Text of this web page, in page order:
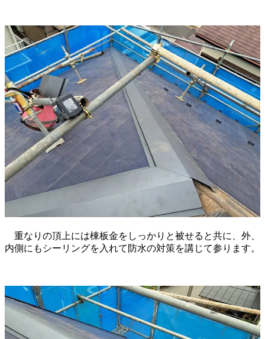
重なりの頂上には棟板金をしっかりと被せると共に、外、
内側にもシーリングを入れて防水の対策を講じて参ります。